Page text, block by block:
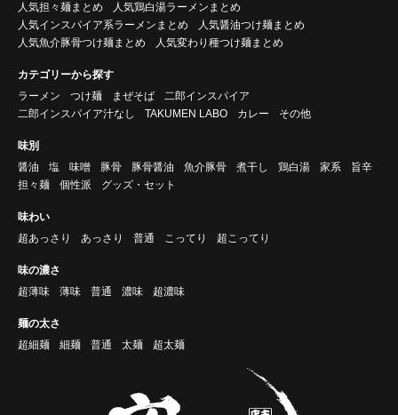
人気担々麺まとめ
人気鶏白湯ラーメンまとめ
人気インスパイア系ラーメンまとめ
人気醤油つけ麺まとめ
人気魚介豚骨つけ麺まとめ
人気変わり種つけ麺まとめ
カテゴリーから探す
ラーメン
つけ麺 まぜそば
二郎インスパイア
二郎インスパイア汁なし
TAKUMEN LABO カレー その他
味別
醤油
塩 味噌 豚骨 豚骨醤油 魚介豚骨 煮干し 鶏白湯 家系
旨辛
担々麺
個性派 グッズ・セット
味わい
超あっさり
あっさり 普通 こってり 超こってり
味の濃さ
超薄味
薄味 普通 濃味 超濃味
麺の太さ
超細麺
細麺 普通 太麺 超太麺